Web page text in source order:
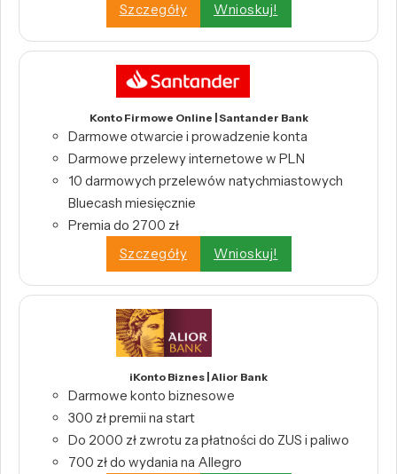
Szczegóły
Wnioskuj!
Konto Firmowe Online | Santander Bank
Darmowe otwarcie i prowadzenie konta
Darmowe przelewy internetowe w PLN
10 darmowych przelewów natychmiastowych
Bluecash miesięcznie
Premia do 2700 zł
Szczegóły
Wnioskuj!
iKonto Biznes | Alior Bank
Darmowe konto biznesowe
300 zł premii na start
Do 2000 zł zwrotu za płatności do ZUS i paliwo
700 zł do wydania na Allegro